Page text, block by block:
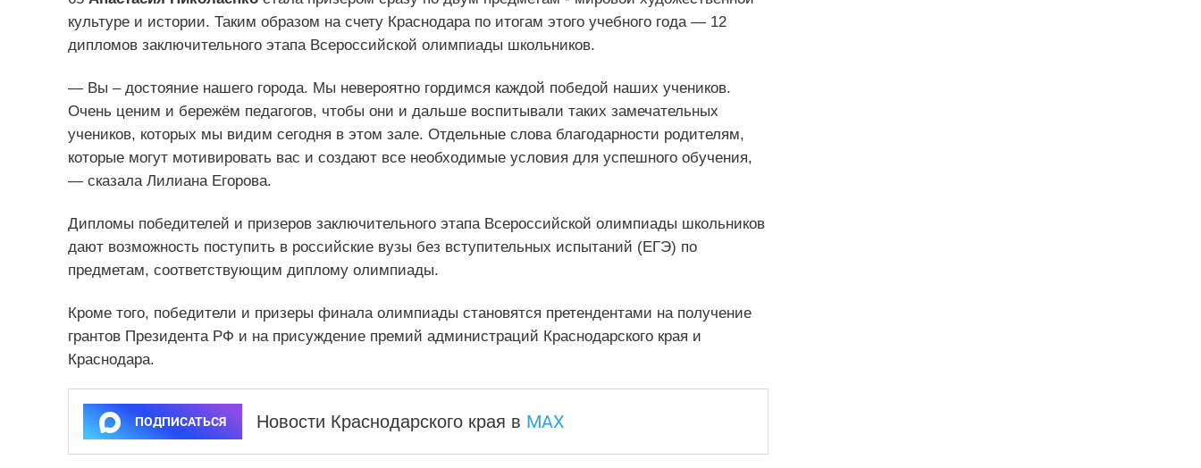
культуре и истории. Таким образом на счету Краснодара по итогам этого учебного года — 12
дипломов заключительного этапа Всероссийской олимпиады школьников.
— Вы – достояние нашего города. Мы невероятно гордимся каждой победой наших учеников.
Очень ценим и бережём педагогов, чтобы они и дальше воспитывали таких замечательных
учеников, которых мы видим сегодня в этом зале. Отдельные слова благодарности родителям,
которые могут мотивировать вас и создают все необходимые условия для успешного обучения,
— сказала Лилиана Егорова.
Дипломы победителей и призеров заключительного этапа Всероссийской олимпиады школьников
дают возможность поступить в российские вузы без вступительных испытаний (ЕГЭ) по
предметам, соответствующим диплому олимпиады.
Кроме того, победители и призеры финала олимпиады становятся претендентами на получение
грантов Президента РФ и на присуждение премий администраций Краснодарского края и
Краснодара.
ПОДПИСАТЬСЯ Новости Краснодарского края в MAX